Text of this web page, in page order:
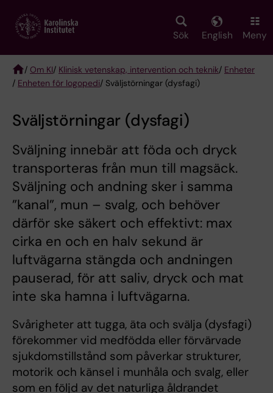
main
Sök English Meny
Breadcrumb
/ Om KI/ Klinisk vetenskap, intervention och teknik/ Enheter
/ Enheten för logopedi/ Sväljstörningar (dysfagi)
Sväljstörningar (dysfagi)
Sväljning innebär att föda och dryck
transporteras från mun till magsäck.
Sväljning och andning sker i samma
”kanal”, mun – svalg, och behöver
därför ske säkert och effektivt: max
cirka en och en halv sekund är
luftvägarna stängda och andningen
pauserad, för att saliv, dryck och mat
inte ska hamna i luftvägarna.
Svårigheter att tugga, äta och svälja (dysfagi)
förekommer vid medfödda eller förvärvade
sjukdomstillstånd som påverkar strukturer,
motorik och känsel i munhåla och svalg, eller
som en följd av det naturliga åldrandet